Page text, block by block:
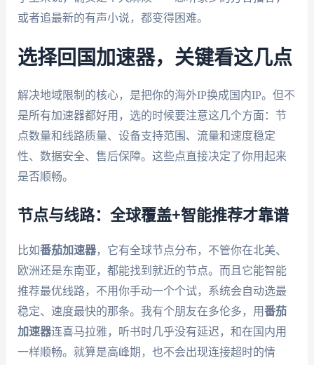
或者追最新的有声小说，都变得困难。
选择回国加速器，关键看这几点
解决地域限制的核心，是把你的海外IP换成国内IP。但不
是所有加速器都好用，选的时候要注意这几个方面：节
点数量和线路质量、设备支持范围、流量和速度稳定
性、数据安全、售后保障。这些点直接决定了你用起来
是否顺畅。
节点与线路：全球覆盖+智能推荐才靠谱
比如番茄加速器，它有全球节点分布，不管你在北美、
欧洲还是东南亚，都能找到就近的节点。而且它能智能
推荐最优线路，不用你手动一个个试，系统会自动选最
稳定、速度最快的那条。我有个朋友在多伦多，用番茄
加速器连喜马拉雅，听书时几乎没有延迟，和在国内用
一样顺畅。就算是高峰期，也不会出现连接超时的情